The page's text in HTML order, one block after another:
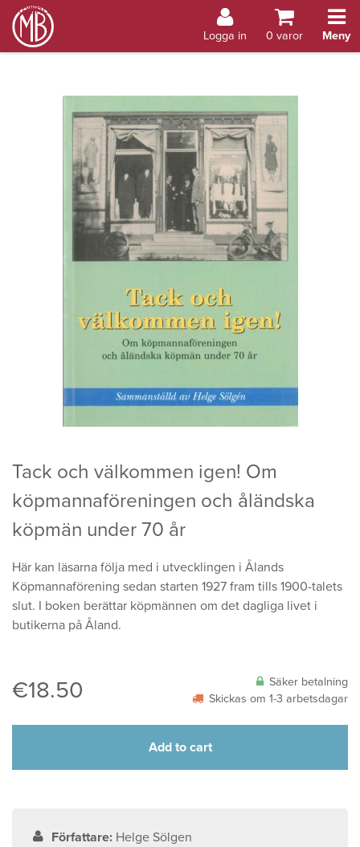
Åland
Logga in 0 varor Meny
Tack och välkommen igen! Om
köpmannaföreningen och åländska
köpmän under 70 år
Här kan läsarna följa med i utvecklingen i Ålands
Köpmannaförening sedan starten 1927 fram tills 1900-talets
slut. I boken berättar köpmännen om det dagliga livet i
butikerna på Åland.
€18.50
Säker betalning
Skickas om 1-3 arbetsdagar
Add to cart
Författare: Helge Sölgen